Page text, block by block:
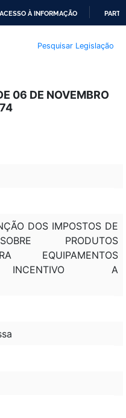
ACESSO À INFORMAÇÃO
Pesquisar Legislação
06 DE NOVEMBRO
DOS IMPOSTOS DE
PRODUTOS
EQUIPAMENTOS
INCENTIVO A